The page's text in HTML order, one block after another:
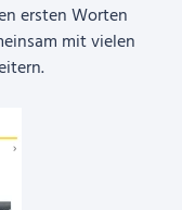
ersten Worten
mit vielen